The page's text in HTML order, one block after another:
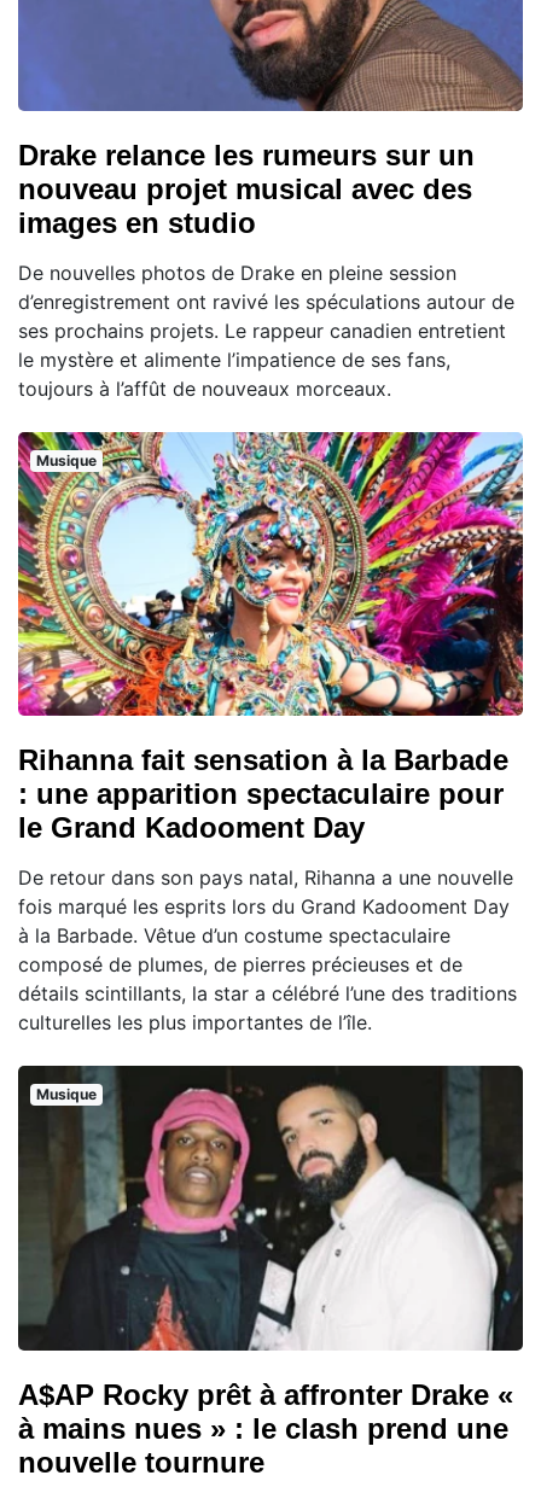
Drake relance les rumeurs sur un
nouveau projet musical avec des
images en studio
De nouvelles photos de Drake en pleine session
d’enregistrement ont ravivé les spéculations autour de
ses prochains projets. Le rappeur canadien entretient
le mystère et alimente l’impatience de ses fans,
toujours à l’affût de nouveaux morceaux.
Musique
Rihanna fait sensation à la Barbade
: une apparition spectaculaire pour
le Grand Kadooment Day
De retour dans son pays natal, Rihanna a une nouvelle
fois marqué les esprits lors du Grand Kadooment Day
à la Barbade. Vêtue d’un costume spectaculaire
composé de plumes, de pierres précieuses et de
détails scintillants, la star a célébré l’une des traditions
culturelles les plus importantes de l’île.
Musique
A$AP Rocky prêt à affronter Drake «
à mains nues » : le clash prend une
nouvelle tournure